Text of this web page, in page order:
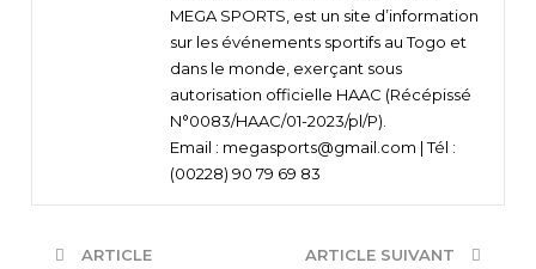
MEGA SPORTS, est un site d’information
sur les événements sportifs au Togo et
dans le monde, exerçant sous
autorisation officielle HAAC (Récépissé
N°0083/HAAC/01-2023/pl/P).
Email : megasports@gmail.com | Tél :
(00228) 90 79 69 83
ARTICLE
ARTICLE SUIVANT